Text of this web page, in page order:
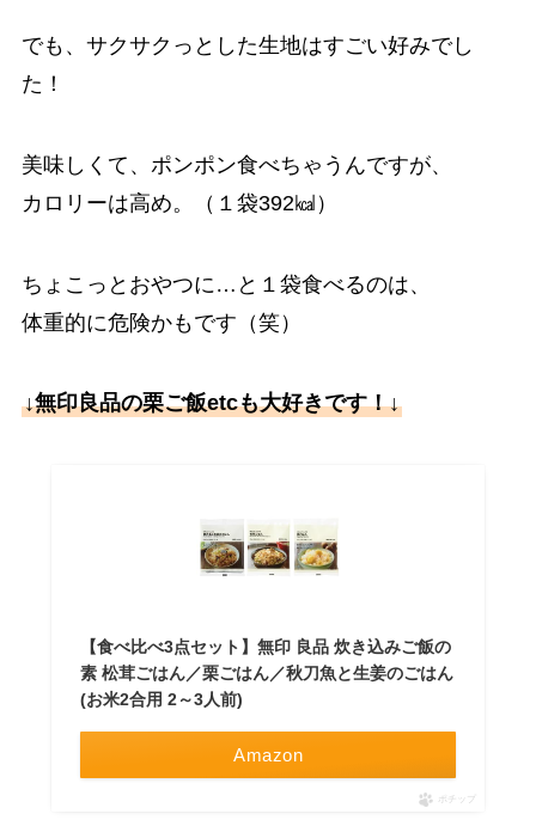
でも、サクサクっとした生地はすごい好みでし
た！
美味しくて、ポンポン食べちゃうんですが、
カロリーは高め。（１袋392㎉）
ちょこっとおやつに…と１袋食べるのは、
体重的に危険かもです（笑）
↓無印良品の栗ご飯etcも大好きです！↓
【食べ比べ3点セット】無印 良品 炊き込みご飯の
素 松茸ごはん／栗ごはん／秋刀魚と生姜のごはん
(お米2合用 2～3人前)
Amazon
ポチップ